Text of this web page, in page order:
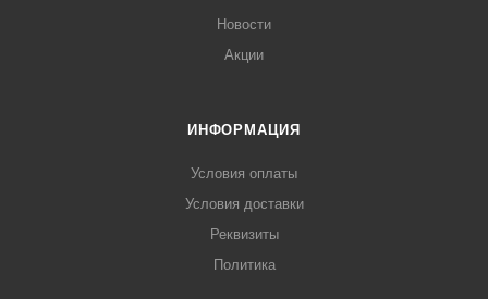
Новости
Акции
ИНФОРМАЦИЯ
Условия оплаты
Условия доставки
Реквизиты
Политика